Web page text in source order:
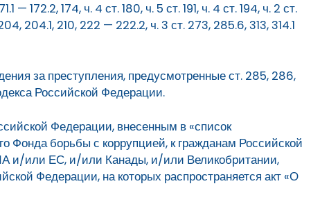
172.2, 174, ч. 4 ст. 180, ч. 5 ст. 191, ч. 4 ст. 194, ч. 2 ст.
204.1, 210, 222 — 222.2, ч. 3 ст. 273, 285.6, 313, 314.1
за преступления, предусмотренные ст. 285, 286,
Российской Федерации.
Федерации, внесенным в «список
Фонда борьбы с коррупцией, к гражданам Российской
и/или ЕС, и/или Канады, и/или Великобритании,
Федерации, на которых распространяется акт «О